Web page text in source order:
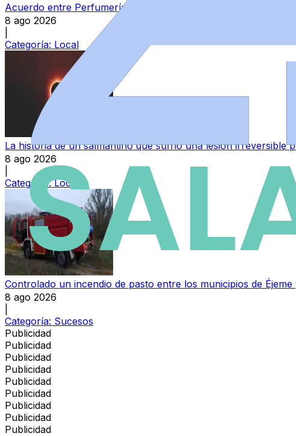
Acuerdo entre Perfumerías Avenida y sindicatos para el ERE
8 ago 2026
Categoría: Local
La historia de un salmantino que sufrió una lesión irreversible
8 ago 2026
Categoría:Local
Controlado un incendio de pasto entre los municipios de Éjeme
8 ago 2026
Categoría: Sucesos
Publicidad
Publicidad
Publicidad
Publicidad
Publicidad
Publicidad
Publicidad
Publicidad
Publicidad